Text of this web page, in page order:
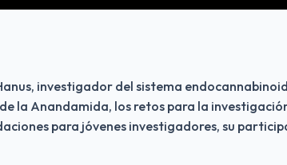
investigador del sistema
la Anandamida, los retos para la
para jóvenes investigadores, su